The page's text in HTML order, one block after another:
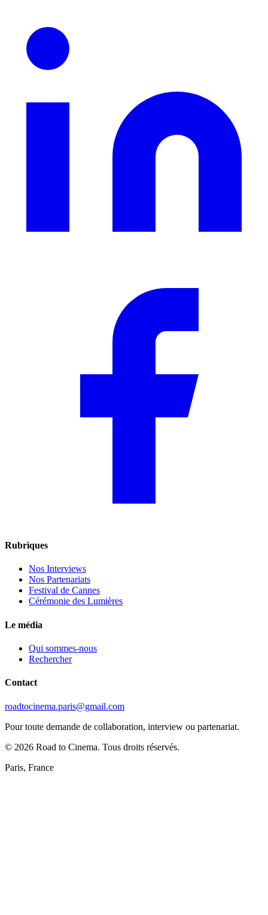
Rubriques
Nos Interviews
Nos Partenariats
Festival de Cannes
Cérémonie des Lumières
Le média
Qui sommes-nous
Rechercher
Contact
roadtocinema.paris@gmail.com
Pour toute demande de collaboration, interview ou partenariat.
© 2026 Road to Cinema. Tous droits réservés.
Paris, France